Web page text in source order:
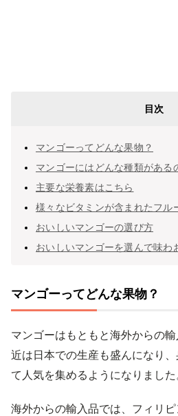
目次
マンゴーってどんな果物？
マンゴーにはどんな種類がある
主要な栄養素はこちら
様々なビタミンが含まれたフル
おいしいマンゴーの選び方
おいしいマンゴーを選んで味わ
マンゴーってどんな果物？
マンゴーはもともと海外からの
近は日本での生産も盛んになり
て人気を集めるようになりました
海外からの輸入品では、フィリ